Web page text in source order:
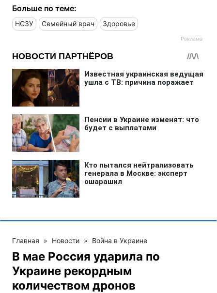
Больше по теме:
НСЗУ Семейный врач Здоровье
Главная » Новости » Война в Украине
В мае Россия ударила по
Украине рекордным
количеством дронов